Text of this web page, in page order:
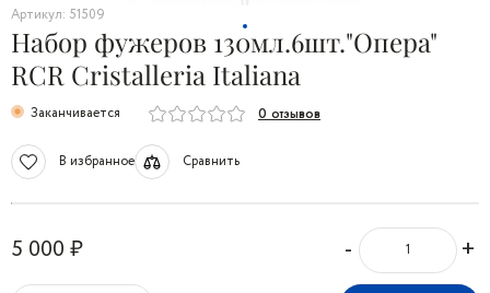
Артикул: 51509
Набор фужеров 130мл.6шт."Опера"
RCR Cristalleria Italiana
Заканчивается 0 отзывов
В избранное Сравнить
5 000 ₽ - +